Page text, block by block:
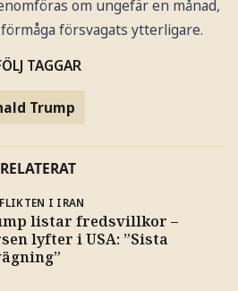
om ungefär en månad,
försvagats ytterligare.
TAGGAR
Trump
RELATERAT
I IRAN
listar fredsvillkor –
lyfter i USA: ”Sista